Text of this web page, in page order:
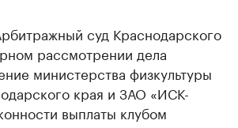
суд Краснодарского
рассмотрении дела
министерства физкультуры
края и ЗАО «ИСК-
выплаты клубом